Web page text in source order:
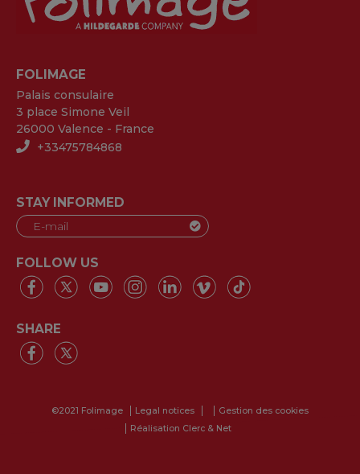
FOLIMAGE
Palais consulaire
3 place Simone Veil
26000 Valence - France
+33475784868
STAY INFORMED
FOLLOW US
SHARE
©2021 Folimage Legal notices
Gestion des cookies
Réalisation Clerc & Net